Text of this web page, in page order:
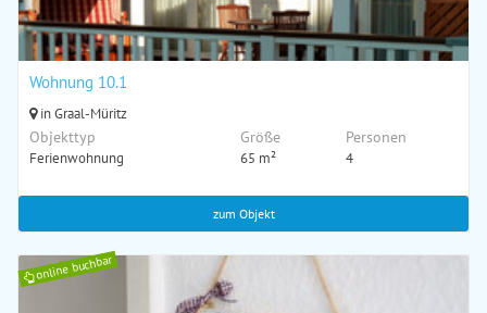
Wohnung 10.1
in Graal-Müritz
Objekttyp
Ferienwohnung
Größe
65 m²
Personen
4
zum Objekt
online buchbar